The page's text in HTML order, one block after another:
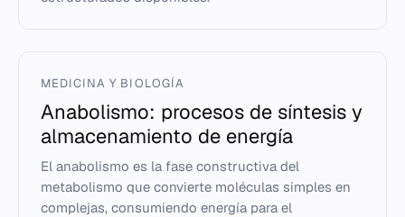
MEDICINA Y BIOLOGÍA
Anabolismo: procesos de síntesis y
almacenamiento de energía
El anabolismo es la fase constructiva del
metabolismo que convierte moléculas simples en
complejas, consumiendo energía para el